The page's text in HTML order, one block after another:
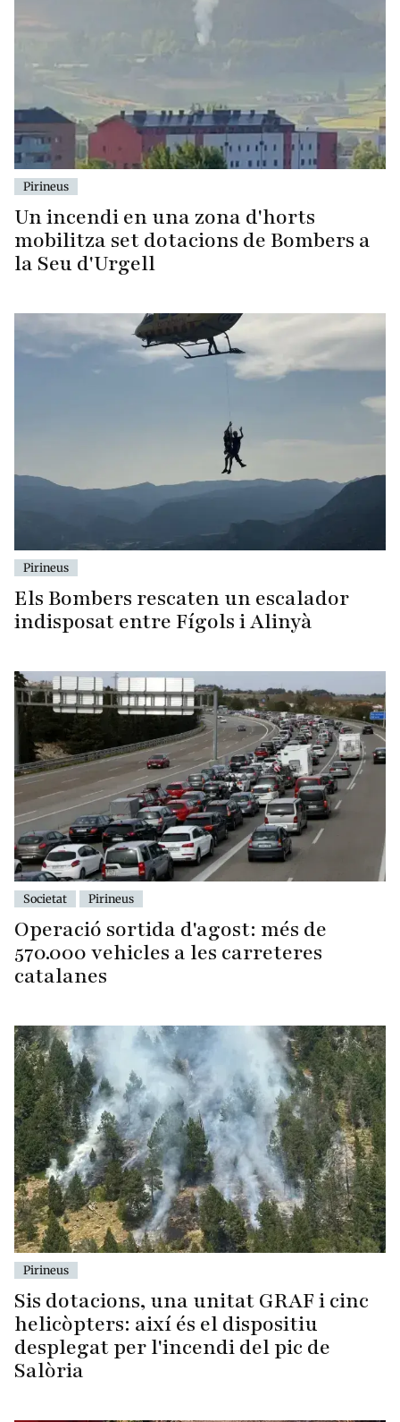
Pirineus
Un incendi en una zona d'horts
mobilitza set dotacions de Bombers a
la Seu d'Urgell
Pirineus
Els Bombers rescaten un escalador
indisposat entre Fígols i Alinyà
Societat Pirineus
Operació sortida d'agost: més de
570.000 vehicles a les carreteres
catalanes
Pirineus
Sis dotacions, una unitat GRAF i cinc
helicòpters: així és el dispositiu
desplegat per l'incendi del pic de
Salòria